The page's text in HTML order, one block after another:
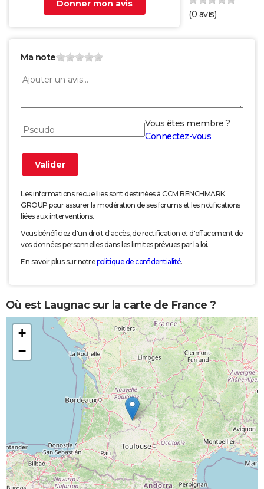
Donner mon avis
(0 avis)
Ma note
Vous êtes membre ?
Connectez-vous
Les informations recueillies sont destinées à CCM BENCHMARK
GROUP pour assurer la modération de ses forums et les notifications
liées aux interventions.
Vous bénéficiez d'un droit d'accès, de rectification et d'effacement de
vos données personnelles dans les limites prévues par la loi.
En savoir plus sur notrepolitique de confidentialité.
Où est Laugnac sur la carte de France ?
+
−